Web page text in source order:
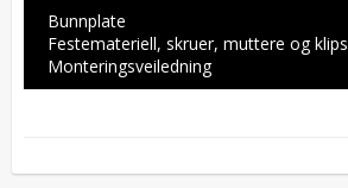
Bunnplate
Festemateriell, skruer, muttere og klips
Monteringsveiledning